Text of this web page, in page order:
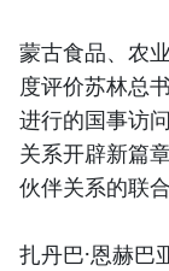
蒙古食品、农
度评价苏林总
进行的国事访
关系开辟新篇
伙伴关系的联合
扎丹巴·恩赫巴